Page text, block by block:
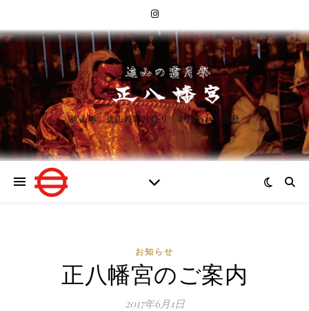
遠山郷 遠山の霜月祭り が行われる神社
お知らせ
正八幡宮のご案内
2017年6月1日